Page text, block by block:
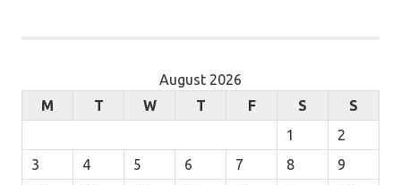
August 2026
M
T W T F S S
1
2
3
4 5 6 7 8
9